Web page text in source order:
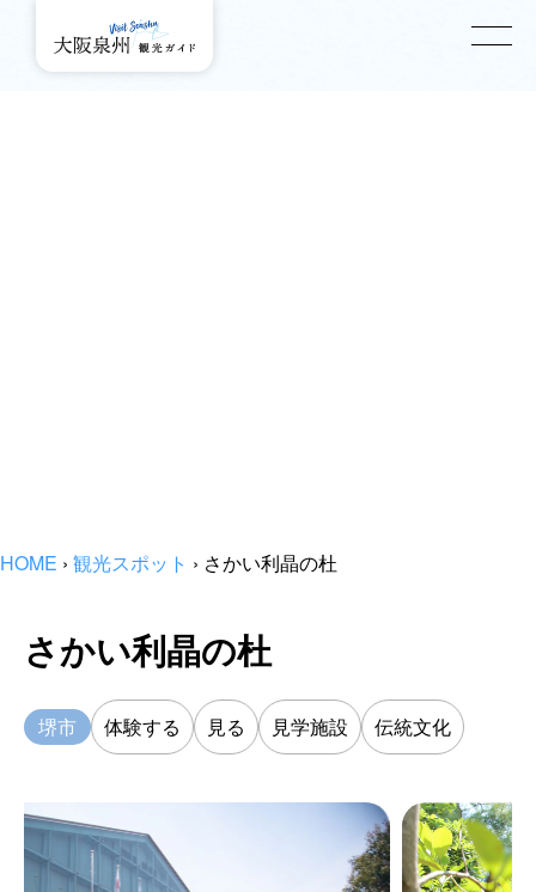
HOME › 観光スポット › さかい利晶の杜
さかい利晶の杜
堺市 体験する 見る 見学施設 伝統文化